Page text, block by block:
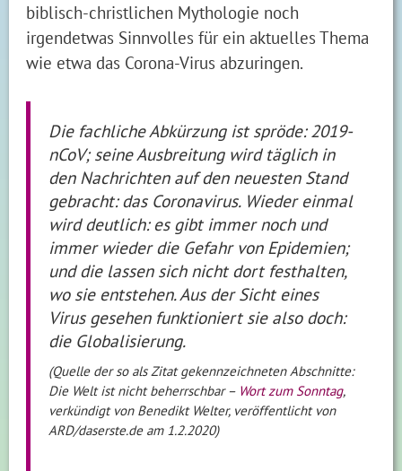
biblisch-christlichen Mythologie noch
irgendetwas Sinnvolles für ein aktuelles Thema
wie etwa das Corona-Virus abzuringen.
Die fachliche Abkürzung ist spröde: 2019-
nCoV; seine Ausbreitung wird täglich in
den Nachrichten auf den neuesten Stand
gebracht: das Coronavirus. Wieder einmal
wird deutlich: es gibt immer noch und
immer wieder die Gefahr von Epidemien;
und die lassen sich nicht dort festhalten,
wo sie entstehen. Aus der Sicht eines
Virus gesehen funktioniert sie also doch:
die Globalisierung.
(Quelle der so als Zitat gekennzeichneten Abschnitte:
Die Welt ist nicht beherrschbar – Wort zum Sonntag,
verkündigt von Benedikt Welter, veröffentlicht von
ARD/daserste.de am 1.2.2020)